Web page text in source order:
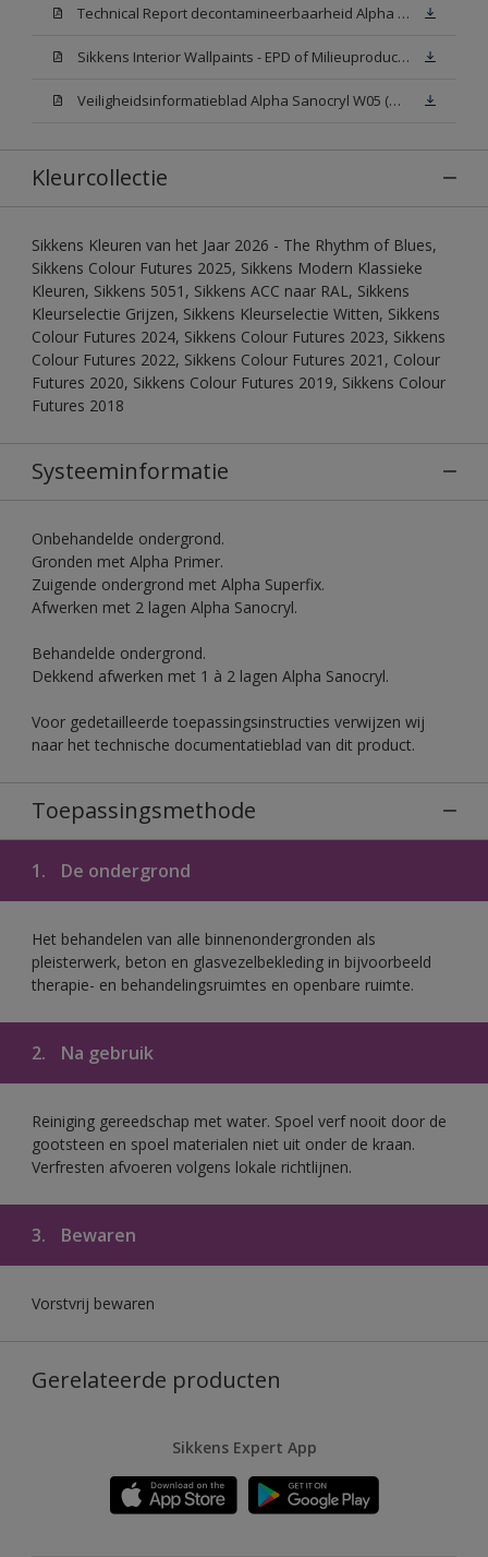
Technical Report decontamineerbaarheid Alpha Sanocryl
Sikkens Interior Wallpaints - EPD of Milieuproductverklaring
Veiligheidsinformatieblad Alpha Sanocryl W05 (MSDS)
Kleurcollectie
Sikkens Kleuren van het Jaar 2026 - The Rhythm of Blues,
Sikkens Colour Futures 2025, Sikkens Modern Klassieke
Kleuren, Sikkens 5051, Sikkens ACC naar RAL, Sikkens
Kleurselectie Grijzen, Sikkens Kleurselectie Witten, Sikkens
Colour Futures 2024, Sikkens Colour Futures 2023, Sikkens
Colour Futures 2022, Sikkens Colour Futures 2021, Colour
Futures 2020, Sikkens Colour Futures 2019, Sikkens Colour
Futures 2018
Systeeminformatie
Onbehandelde ondergrond.
Gronden met Alpha Primer.
Zuigende ondergrond met Alpha Superfix.
Afwerken met 2 lagen Alpha Sanocryl.
Behandelde ondergrond.
Dekkend afwerken met 1 à 2 lagen Alpha Sanocryl.
Voor gedetailleerde toepassingsinstructies verwijzen wij
naar het technische documentatieblad van dit product.
Toepassingsmethode
1. De ondergrond
Het behandelen van alle binnenondergronden als
pleisterwerk, beton en glasvezelbekleding in bijvoorbeeld
therapie- en behandelingsruimtes en openbare ruimte.
2. Na gebruik
Reiniging gereedschap met water. Spoel verf nooit door de
gootsteen en spoel materialen niet uit onder de kraan.
Verfresten afvoeren volgens lokale richtlijnen.
3. Bewaren
Vorstvrij bewaren
Gerelateerde producten
Sikkens Expert App